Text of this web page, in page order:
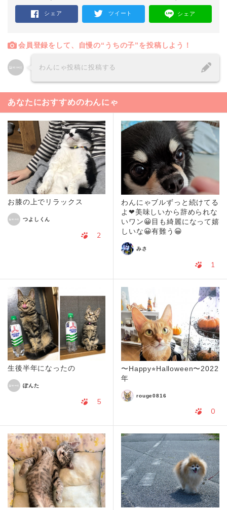
シェア ツイート シェア
会員登録をして、自慢の“うちの子”を投稿しよう！
わんにゃ投稿に投稿する
あなたにおすすめのわんにゃ
お膝の上でリラックス
つよしくん
2
わんにゃブルずっと続けてる
よ❤美味しいから辞められな
いワン😀目も綺麗になって嬉
しいな😀有難う😀
みさ
1
生後半年になったの
ぽんた
5
〜Happy⭐︎Halloween〜2022
年
rouge0816
0